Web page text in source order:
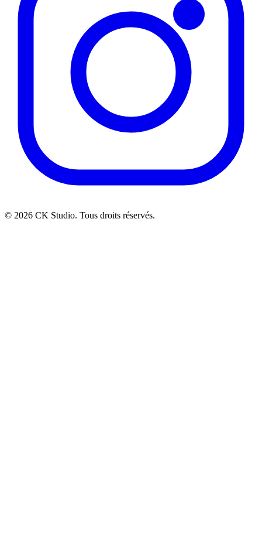
© 2026 CK Studio. Tous droits réservés.